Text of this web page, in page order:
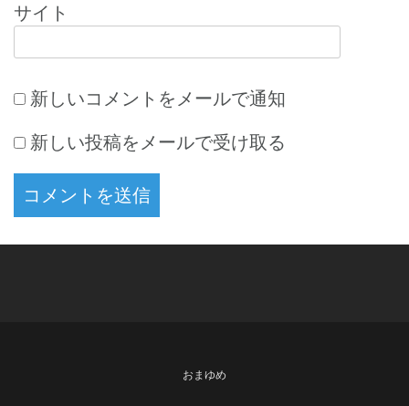
サイト
新しいコメントをメールで通知
新しい投稿をメールで受け取る
おまゆめ